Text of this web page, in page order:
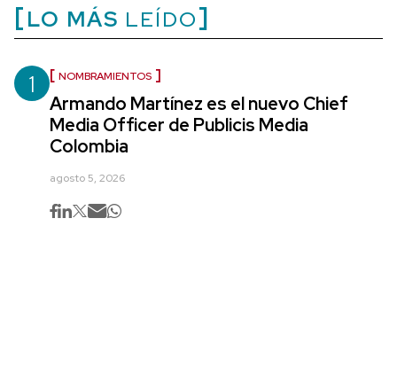
LO MÁS LEÍDO
1 NOMBRAMIENTOS
Armando Martínez es el nuevo Chief
Media Officer de Publicis Media
Colombia
agosto 5, 2026